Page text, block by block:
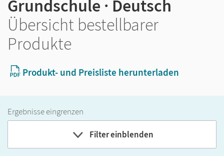
Grundschule · Deutsch
Übersicht bestellbarer
Produkte
Produkt- und Preisliste herunterladen
Ergebnisse eingrenzen
Filter einblenden